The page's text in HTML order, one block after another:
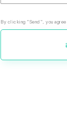
By clicking "Send", you